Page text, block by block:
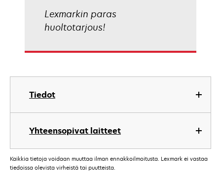
Tiedot
Yhteensopivat laitteet
Lexmarkin paras
huoltotarjous!
Kaikkia tietoja voidaan muuttaa ilman ennakkoilmoitusta. Lexmark ei vastaa
tiedoissa olevista virheistä tai puutteista.